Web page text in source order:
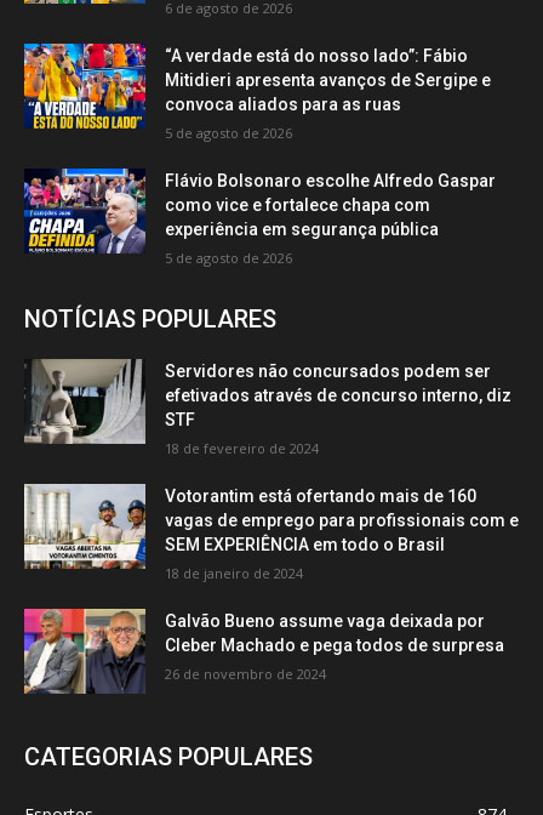
6 de agosto de 2026
“A verdade está do nosso lado”: Fábio
Mitidieri apresenta avanços de Sergipe e
convoca aliados para as ruas
5 de agosto de 2026
Flávio Bolsonaro escolhe Alfredo Gaspar
como vice e fortalece chapa com
experiência em segurança pública
5 de agosto de 2026
NOTÍCIAS POPULARES
Servidores não concursados podem ser
efetivados através de concurso interno, diz
STF
18 de fevereiro de 2024
Votorantim está ofertando mais de 160
vagas de emprego para profissionais com e
SEM EXPERIÊNCIA em todo o Brasil
18 de janeiro de 2024
Galvão Bueno assume vaga deixada por
Cleber Machado e pega todos de surpresa
26 de novembro de 2024
CATEGORIAS POPULARES